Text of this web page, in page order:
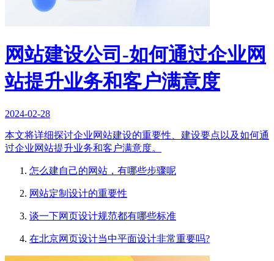
网站建设公司-如何通过企业网
站提升业务和客户满意度
2024-02-28
本文将详细探讨企业网站建设的重要性、建设要点以及如何通
过企业网站提升业务和客户满意度。
怎么建自己的网站，有哪些步骤呢
网站定制设计的重要性
谈一下网页设计规范都有哪些标准
在北京网页设计当中平面设计非常重要吗?